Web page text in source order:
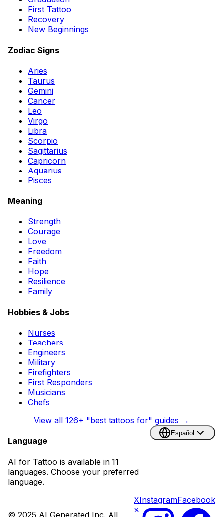
First Tattoo
Recovery
New Beginnings
Zodiac Signs
Aries
Taurus
Gemini
Cancer
Leo
Virgo
Libra
Scorpio
Sagittarius
Capricorn
Aquarius
Pisces
Meaning
Strength
Courage
Love
Freedom
Faith
Hope
Resilience
Family
Hobbies & Jobs
Nurses
Teachers
Engineers
Military
Firefighters
First Responders
Musicians
Chefs
View all 126+ "best tattoos for" guides →
Language
AI for Tattoo is available in 11
languages. Choose your preferred
language.
Español
© 2025 AI Generated Inc. All
XInstagramFacebook